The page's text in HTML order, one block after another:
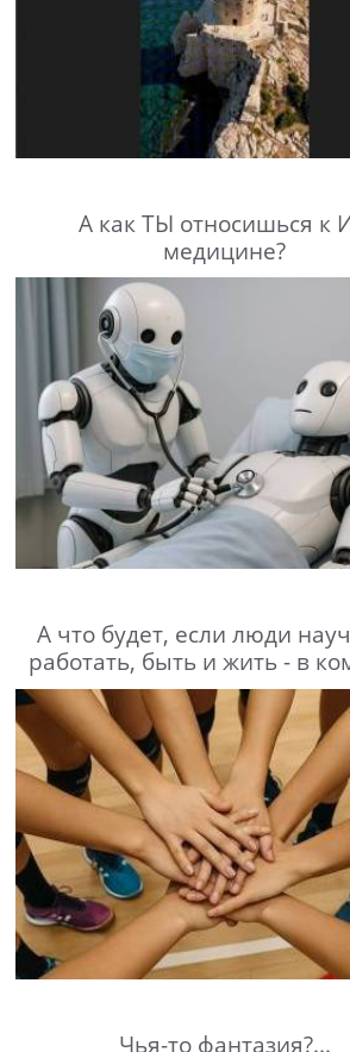
А как ТЫ относишься к
медицине?
А что будет, если люди
работать, быть и жить - в
Чья-то фантазия?...